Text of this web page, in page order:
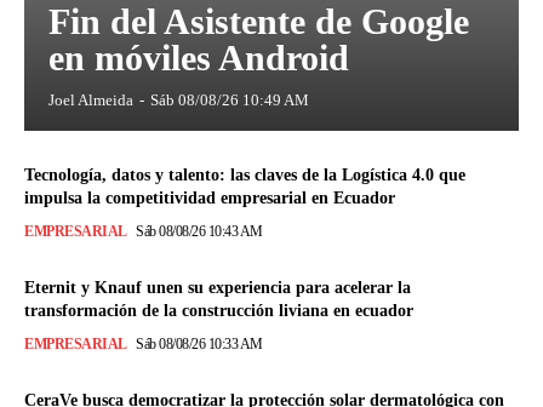
Fin del Asistente de Google
en móviles Android
Joel Almeida - Sáb 08/08/26 10:49 AM
Tecnología, datos y talento: las claves de la Logística 4.0 que
impulsa la competitividad empresarial en Ecuador
EMPRESARIAL Sáb 08/08/26 10:43 AM
Eternit y Knauf unen su experiencia para acelerar la
transformación de la construcción liviana en ecuador
EMPRESARIAL Sáb 08/08/26 10:33 AM
CeraVe busca democratizar la protección solar dermatológica con